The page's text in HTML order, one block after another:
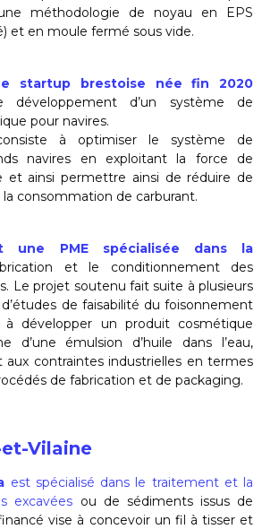
méthodologie de noyau en EPS
et en moule fermé sous vide.
startup brestoise née fin 2020
développement d’un système de
pour navires.
à optimiser le système de
navires en exploitant la force de
et ainsi permettre ainsi de réduire de
consommation de carburant.
une PME spécialisée dans la
et le conditionnement des
Le projet soutenu fait suite à plusieurs
de faisabilité du foisonnement
développer un produit cosmétique
d’une émulsion d’huile dans l’eau,
aux contraintes industrielles en termes
de fabrication et de packaging.
Vilaine
est spécialisé dans le traitement et la
excavées ou de sédiments issus de
vise à concevoir un fil à tisser et